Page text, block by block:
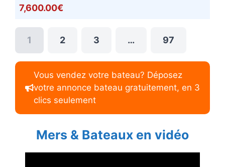
7,600.00€
1 2 3 … 97
Vous vendez votre bateau? Déposez
votre annonce bateau gratuitement, en 3
clics seulement
Mers & Bateaux en vidéo